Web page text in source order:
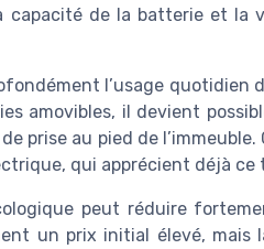
de la batterie et la
l’usage quotidien
amovibles, il devient
prise au pied de
qui apprécient déjà ce
peut réduire
un prix initial élevé, mais